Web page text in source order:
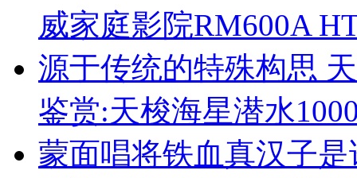
威家庭影院RM600A
源于传统的特殊构思
鉴赏:天梭海星潜水
蒙面唱将铁血真汉子